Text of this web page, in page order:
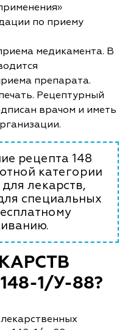
по приему
медикамента. В
препарата.
Рецептурный
врачом и иметь
рецепта 148
категории
лекарств,
специальных
1/У-88?